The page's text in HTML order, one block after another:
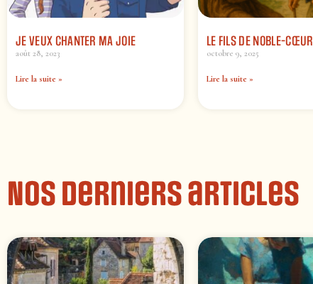
JE VEUX CHANTER MA JOIE
août 28, 2023
Lire la suite »
LE FILS DE NOBLE-CŒUR
octobre 9, 2025
Lire la suite »
Nos derniers articles